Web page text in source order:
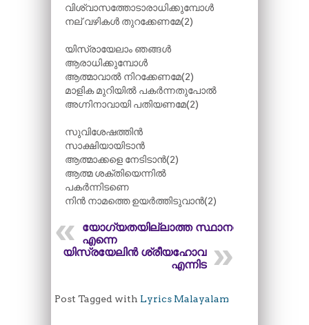
വിശ്വാസത്തോടാരാധിക്കുമ്പോൾ
നല് വഴികൾ തുറക്കേണമേ(2)
യിസ്രായേലാം ഞങ്ങൾ
ആരാധിക്കുമ്പോൾ
ആത്മാവാൽ നിറക്കേണമേ(2)
മാളിക മുറിയിൽ പകർന്നതുപോൽ
അഗ്നിനാവായി പതിയണമേ(2)
സുവിശേഷത്തിൻ
സാക്ഷിയായിടാൻ
ആത്മാക്കളെ നേടിടാൻ(2)
ആത്മ ശക്തിയെന്നിൽ
പകർന്നിടണെ
നിൻ നാമത്തെ ഉയർത്തിടുവാൻ(2)
യോഗ്യതയില്ലാത്ത സ്ഥാനത്ത്
എന്നെ
യിസ്രയേലിൻ ശ്രീയഹോവ
എന്നിട
Post Tagged with Lyrics Malayalam